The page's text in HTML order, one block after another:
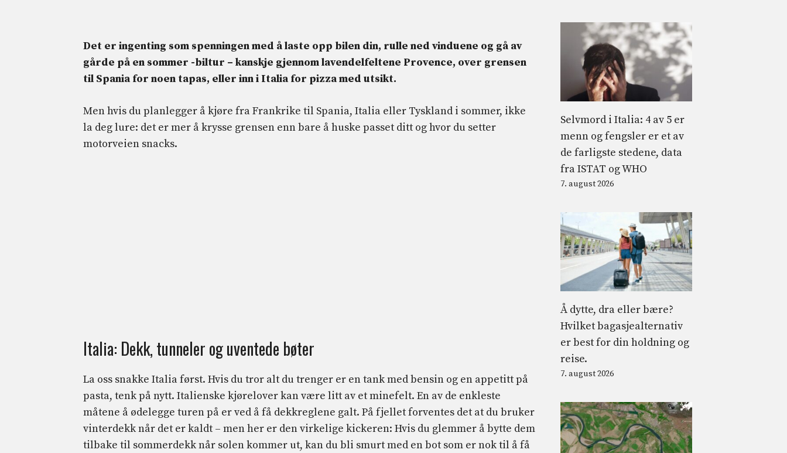
Det er ingenting som spenningen med å laste opp bilen din, rulle ned vinduene og gå av
gårde på en sommer -biltur – kanskje gjennom lavendelfeltene Provence, over grensen
til Spania for noen tapas, eller inn i Italia for pizza med utsikt.
Men hvis du planlegger å kjøre fra Frankrike til Spania, Italia eller Tyskland i sommer, ikke
la deg lure: det er mer å krysse grensen enn bare å huske passet ditt og hvor du setter
motorveien snacks.
Italia: Dekk, tunneler og uventede bøter
La oss snakke Italia først. Hvis du tror alt du trenger er en tank med bensin og en appetitt på
pasta, tenk på nytt. Italienske kjørelover kan være litt av et minefelt. En av de enkleste
måtene å ødelegge turen på er ved å få dekkreglene galt. På fjellet forventes det at du bruker
vinterdekk når det er kaldt – men her er den virkelige kickeren: Hvis du glemmer å bytte dem
tilbake til sommerdekk når solen kommer ut, kan du bli smurt med en bot som er nok til å få
Selvmord i Italia: 4 av 5 er
menn og fengsler er et av
de farligste stedene, data
fra ISTAT og WHO
7. august 2026
Å dytte, dra eller bære?
Hvilket bagasjealternativ
er best for din holdning og
reise.
7. august 2026